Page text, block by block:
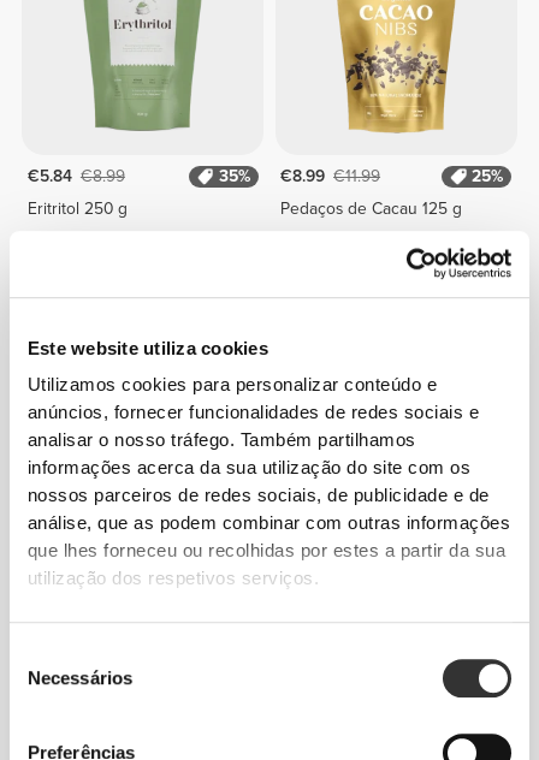
Este website utiliza cookies
Utilizamos cookies para personalizar conteúdo e
anúncios, fornecer funcionalidades de redes sociais e
analisar o nosso tráfego. Também partilhamos
informações acerca da sua utilização do site com os
nossos parceiros de redes sociais, de publicidade e de
análise, que as podem combinar com outras informações
que lhes forneceu ou recolhidas por estes a partir da sua
utilização dos respetivos serviços.
Necessários
Preferências
€5.84 €8.99
35%
Eritritol 250 g
€8.99 €11.99
25%
Pedaços de Cacau 125 g
€4.99
H2O Energy - 8 sticks
€2.79 €3.99
H2O Immune - 8 sticks